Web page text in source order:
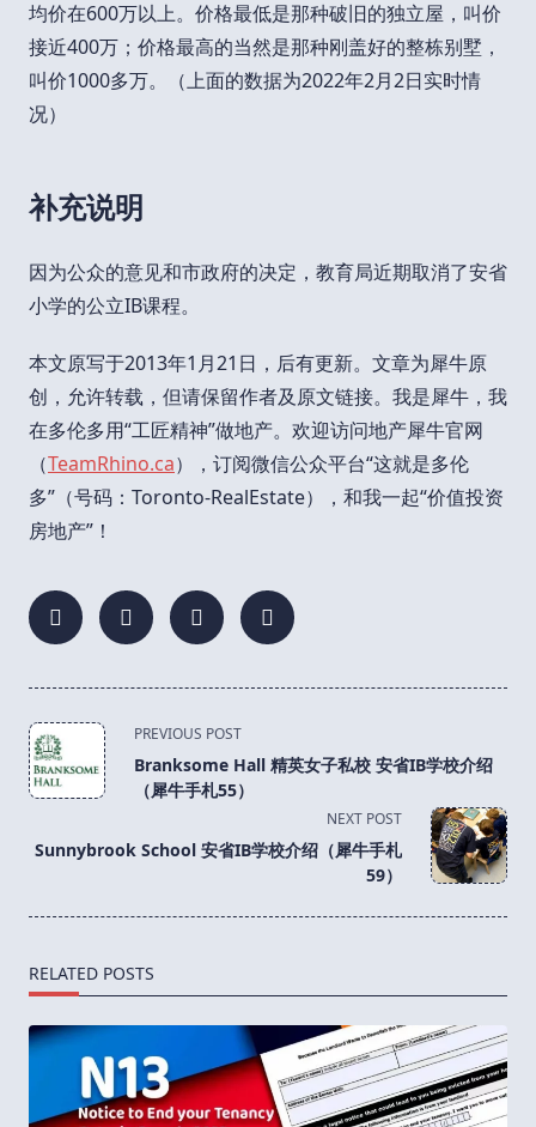
均价在600万以上。价格最低是那种破旧的独立屋，叫价
接近400万；价格最高的当然是那种刚盖好的整栋别墅，
叫价1000多万。（上面的数据为2022年2月2日实时情
况）
补充说明
因为公众的意见和市政府的决定，教育局近期取消了安省
小学的公立IB课程。
本文原写于2013年1月21日，后有更新。文章为犀牛原
创，允许转载，但请保留作者及原文链接。我是犀牛，我
在多伦多用“工匠精神”做地产。欢迎访问地产犀牛官网
（TeamRhino.ca），订阅微信公众平台“这就是多伦
多”（号码：Toronto-RealEstate），和我一起“价值投资
房地产”！
<span
class="nav-
subtitle
reader-
PREVIOUS POST
Branksome Hall 精英女子私校 安省IB学校介绍
（犀牛手札55）
NEXT POST
Sunnybrook School 安省IB学校介绍（犀牛手札
59）
RELATED POSTS